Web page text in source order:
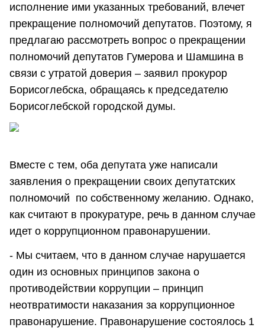
исполнение ими указанных требований, влечет
прекращение полномочий депутатов. Поэтому, я
предлагаю рассмотреть вопрос о прекращении
полномочий депутатов Гумерова и Шамшина в
связи с утратой доверия – заявил прокурор
Борисоглебска, обращаясь к председателю
Борисоглебской городской думы.
Вместе с тем, оба депутата уже написали
заявления о прекращении своих депутатских
полномочий по собственному желанию. Однако,
как считают в прокуратуре, речь в данном случае
идет о коррупционном правонарушении.
- Мы считаем, что в данном случае нарушается
один из основных принципов закона о
противодействии коррупции – принцип
неотвратимости наказания за коррупционное
правонарушение. Правонарушение состоялось 1